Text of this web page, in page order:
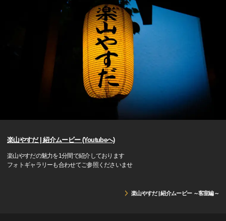
楽山やすだ | 紹介ムービー (Youtubeへ)
楽山やすだの魅力を1分間で紹介しております
フォトギャラリーも合わせてご参照くださいませ
楽山やすだ | 紹介ムービー ～客室編～